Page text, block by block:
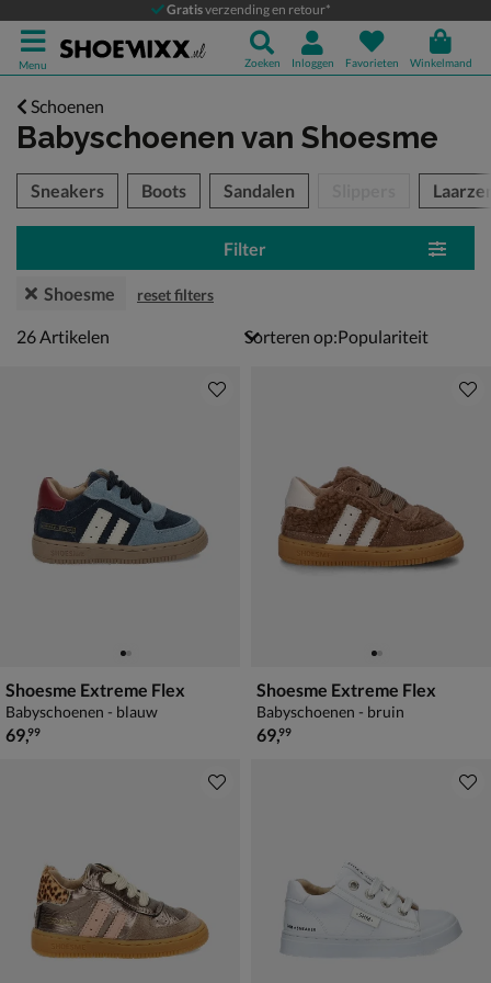
Gratisverzending en retour*
Menu Zoeken Inloggen Favorieten Winkelmand
Schoenen
Babyschoenen van Shoesme
over
Sneakers Boots Sandalen
Filter
Shoesme reset filters
26 artikelen
26Artikelen Sorteren op:
Shoesme Extreme Flex
Babyschoenen - blauw
€ 69,99
69,99
Shoesme Extreme Flex
Babyschoenen - bruin
€ 69,99
69,99